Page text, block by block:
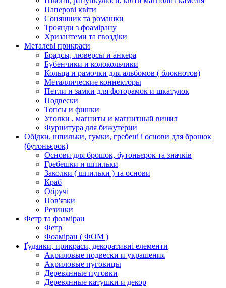
Паперові квіти
Соняшник та ромашки
Троянди з фоамірану
Хризантеми та гвоздіки
Металеві прикраси
Брадсы, люверсы и анкера
Бубенчики и колокольчики
Кольца и рамочки для альбомов ( блокнотов)
Металлические коннекторы
Петли и замки для фоторамок и шкатулок
Подвески
Топсы и фишки
Уголки , магниты и магнитный винил
Фурнитура для бижутерии
Обідки, шпильки, гумки, гребені і основи для брошок
(бутоньєрок)
Основи для брошок, бутоньєрок та значків
Гребешки и шпильки
Заколки ( шпильки ) та основи
Краб
Обручі
Пов'язки
Резинки
Фетр та фоаміран
Фетр
Фоаміран ( ФОМ )
Ґудзики, прикраси, декоративні елементи
Акриловые подвески и украшения
Акриловые пуговицы
Деревянные пуговки
Деревянные катушки и декор